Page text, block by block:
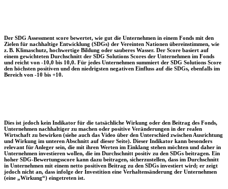
Der SDG Assessment score bewertet, wie gut die Unternehmen in einem Fonds mit den
Zielen für nachhaltige Entwicklung (SDGs) der Vereinten Nationen übereinstimmen, wie
z. B. Klimaschutz, hochwertige Bildung oder sauberes Wasser. Der Score basiert auf
einem gewichteten Durchschnitt der SDG Solutions Scores der Unternehmen im Fonds
und reicht von -10,0 bis 10,0. Für jedes Unternehmen summiert der SDG Solutions Score
den höchsten positiven und den niedrigsten negativen Einfluss auf die SDGs, ebenfalls im
Bereich von -10 bis +10.
Dies ist jedoch kein Indikator für die tatsächliche Wirkung oder den Beitrag des Fonds,
Unternehmen nachhaltiger zu machen oder positive Veränderungen in der realen
Wirtschaft zu bewirken (siehe auch das Video über den Unterschied zwischen Ausrichtung
und Wirkung im unteren Abschnitt auf dieser Seite). Dieser Indikator kann besonders
relevant für Anleger sein, die mit ihren Werten im Einklang stehen möchten und daher in
Unternehmen investieren wollen, die im Durchschnitt positiv zu den SDGs beitragen. Ein
hoher SDG-Bewertungsscore kann dazu beitragen, sicherzustellen, dass im Durchschnitt
in Unternehmen mit einem netto positiven Beitrag zu den SDGs investiert wird; er zeigt
jedoch nicht an, dass infolge der Investition eine Verhaltensänderung der Unternehmen
(eine „Wirkung“) eingetreten ist.